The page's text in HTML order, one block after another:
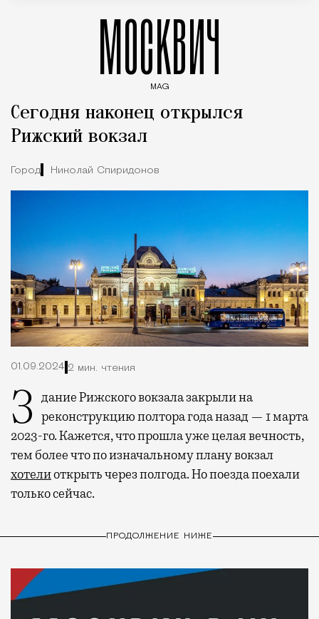
МОСКВИЧ
MAG
Сегодня наконец открылся
Рижский вокзал
Город Николай Спиридонов
01.09.2024 2 мин. чтения
Здание Рижского вокзала закрыли на реконструкцию полтора года назад — 1 марта
2023-го. Кажется, что прошла уже целая вечность,
тем более что по изначальному плану вокзал
хотелиоткрыть через полгода. Но поезда поехали
только сейчас.
ПРОДОЛЖЕНИЕ НИЖЕ